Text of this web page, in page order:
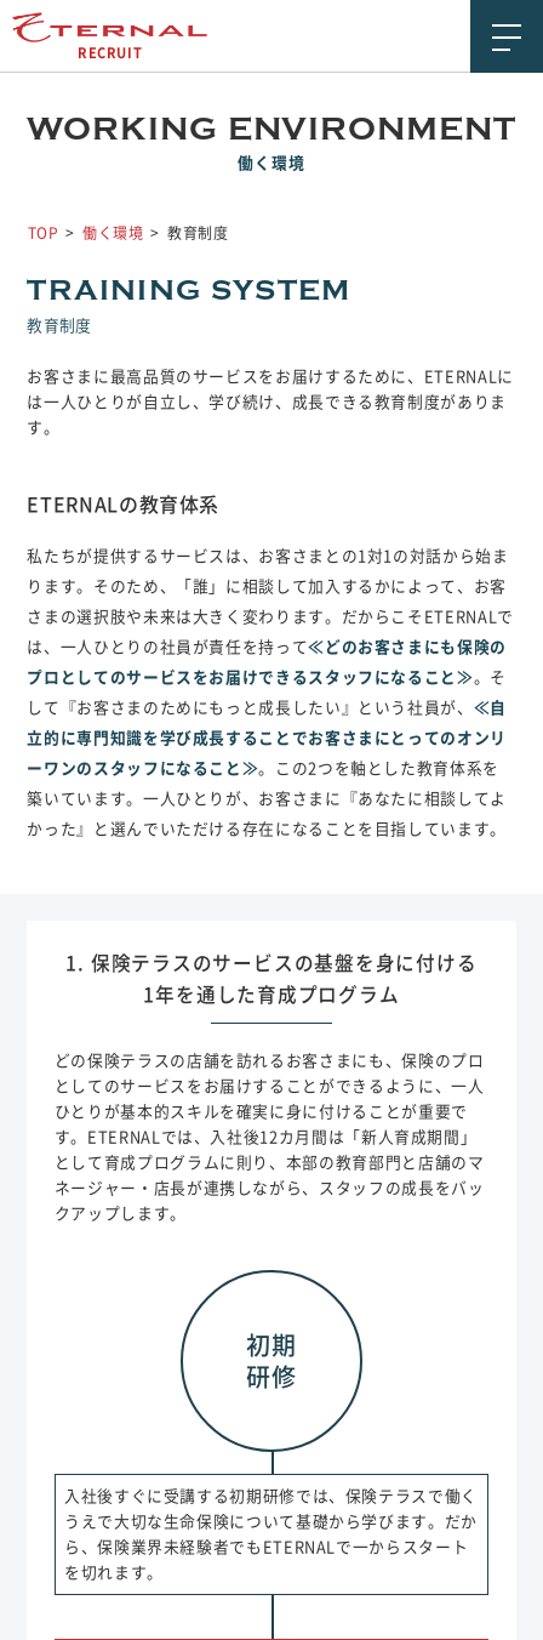
WORKING ENVIRONMENT
働く環境
TOP 働く環境 教育制度
TRAINING SYSTEM
教育制度
お客さまに最高品質のサービスをお届けするために、ETERNALに
は一人ひとりが自立し、学び続け、成長できる教育制度がありま
す。
ETERNALの教育体系
私たちが提供するサービスは、お客さまとの1対1の対話から始ま
ります。そのため、「誰」に相談して加入するかによって、お客
さまの選択肢や未来は大きく変わります。だからこそETERNALで
は、一人ひとりの社員が責任を持って≪どのお客さまにも保険の
プロとしてのサービスをお届けできるスタッフになること≫。そ
して『お客さまのためにもっと成長したい』という社員が、 ≪自
立的に専門知識を学び成長することでお客さまにとってのオンリ
ーワンのスタッフになること≫。この2つを軸とした教育体系を
築いています。一人ひとりが、お客さまに『あなたに相談してよ
かった』と選んでいただける存在になることを目指しています。
1. 保険テラスのサービスの基盤を身に付ける
1年を通した育成プログラム
どの保険テラスの店舗を訪れるお客さまにも、保険のプロ
としてのサービスをお届けすることができるように、一人
ひとりが基本的スキルを確実に身に付けることが重要で
す。ETERNALでは、入社後12カ月間は「新人育成期間」
として育成プログラムに則り、本部の教育部門と店舗のマ
ネージャー・店長が連携しながら、スタッフの成長をバッ
クアップします。
初期
研修
入社後すぐに受講する初期研修では、保険テラスで働く
うえで大切な生命保険について基礎から学びます。だか
ら、保険業界未経験者でもETERNALで一からスタート
を切れます。
RECRUIT
社員紹介
新卒特設サイト
募集要項